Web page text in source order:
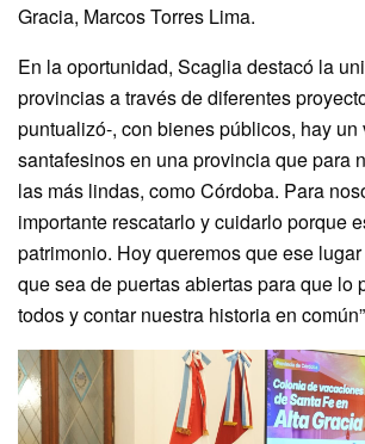
Gracia, Marcos Torres Lima.
En la oportunidad, Scaglia destacó la
provincias a través de diferentes
puntualizó-, con bienes públicos, hay un
santafesinos en una provincia que para
las más lindas, como Córdoba. Para
importante rescatarlo y cuidarlo porque
patrimonio. Hoy queremos que ese
que sea de puertas abiertas para que lo
todos y contar nuestra historia en